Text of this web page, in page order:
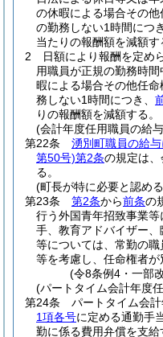
の休暇による場合その
の勤務しない1時間につき
当たりの報酬額を減額す
2
日額により報酬を定め
用職員が正規の勤務時
暇による場合その他任
務しない1時間につき、
りの報酬額を減額する。
(会計年度任用職員の給
第22条
湧別町職員の給
第50号)第2条の規定は
る。
(町長が特に必要と認め
第23条
第2条から前条の
行う外国青年招致事業
手、教育アドバイザー
等については、常勤の
等を考慮し、任命権者が
(令8条例4・一部
(パートタイム会計年度
第24条
パートタイム会
1項各号に定める通勤手
勤に係る費用弁償を支給